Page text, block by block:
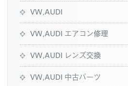
VW,AUDI
VW,AUDI エアコン修理
VW,AUDI レンズ交換
VW,AUDI 中古パーツ